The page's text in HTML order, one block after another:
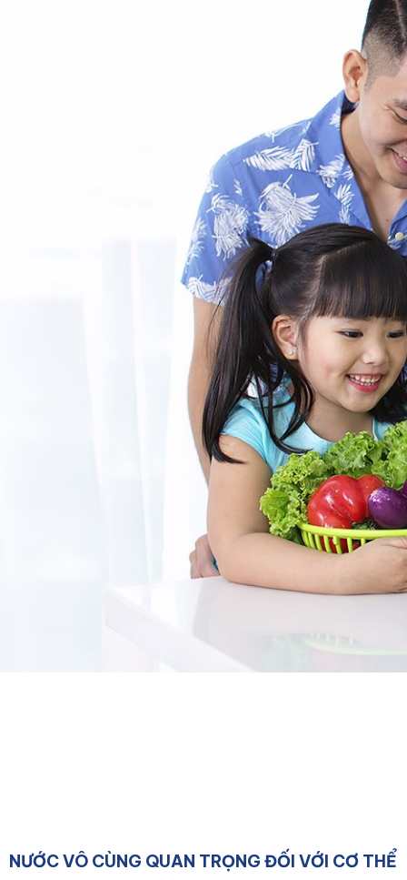
NƯỚC VÔ CÙNG QUAN TRỌNG ĐỐI VỚI CƠ THỂ